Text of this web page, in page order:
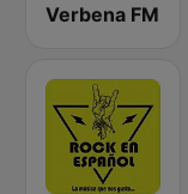
Verbena FM